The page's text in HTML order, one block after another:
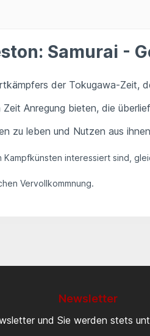
Samurai -
der Tokugawa-
Anregung bieten, die
zu leben und Nutzen aus
interessiert sind,
Vervollkommnung.
Newsletter
und Sie werden stets